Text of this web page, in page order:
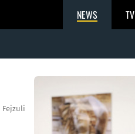
NEWS TV
Fejzuli